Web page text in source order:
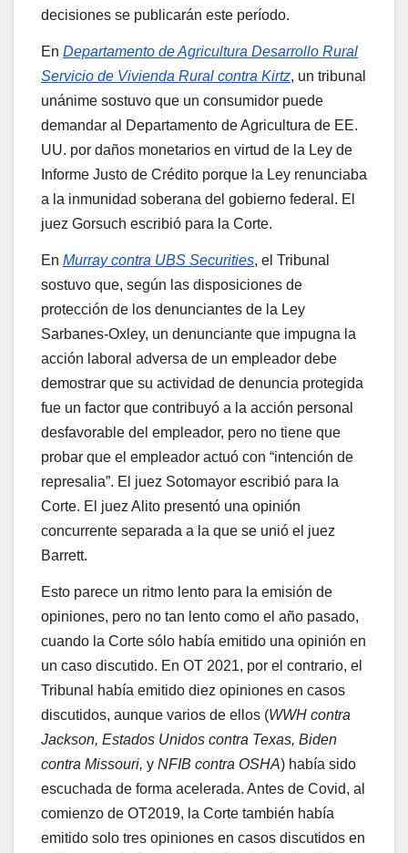
decisiones se publicarán este período.
En Departamento de Agricultura Desarrollo Rural
Servicio de Vivienda Rural contra Kirtz, un tribunal
unánime sostuvo que un consumidor puede
demandar al Departamento de Agricultura de EE.
UU. por daños monetarios en virtud de la Ley de
Informe Justo de Crédito porque la Ley renunciaba
a la inmunidad soberana del gobierno federal. El
juez Gorsuch escribió para la Corte.
En Murray contra UBS Securities, el Tribunal
sostuvo que, según las disposiciones de
protección de los denunciantes de la Ley
Sarbanes-Oxley, un denunciante que impugna la
acción laboral adversa de un empleador debe
demostrar que su actividad de denuncia protegida
fue un factor que contribuyó a la acción personal
desfavorable del empleador, pero no tiene que
probar que el empleador actuó con “intención de
represalia”. El juez Sotomayor escribió para la
Corte. El juez Alito presentó una opinión
concurrente separada a la que se unió el juez
Barrett.
Esto parece un ritmo lento para la emisión de
opiniones, pero no tan lento como el año pasado,
cuando la Corte sólo había emitido una opinión en
un caso discutido. En OT 2021, por el contrario, el
Tribunal había emitido diez opiniones en casos
discutidos, aunque varios de ellos (WWH contra
Jackson, Estados Unidos contra Texas, Biden
contra Missouri, y NFIB contra OSHA) había sido
escuchada de forma acelerada. Antes de Covid, al
comienzo de OT2019, la Corte también había
emitido solo tres opiniones en casos discutidos en